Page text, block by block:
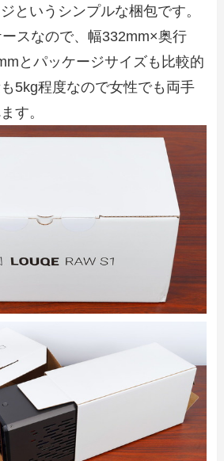
というシンプルな梱包です。
スなので、幅332mm×奥行
とパッケージサイズも比較的
5kg程度なので女性でも両手
す。